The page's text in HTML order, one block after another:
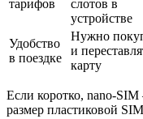
тарифов
слотов в
устройстве
Удобство
в поездке
Нужно
и
карту
Если коротко, nano-
размер пластиковой